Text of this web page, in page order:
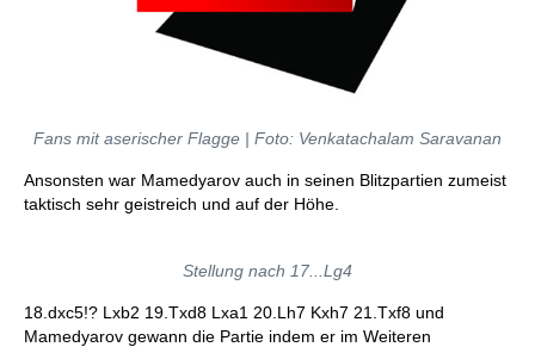
Fans mit aserischer Flagge | Foto: Venkatachalam Saravanan
Ansonsten war Mamedyarov auch in seinen Blitzpartien zumeist
taktisch sehr geistreich und auf der Höhe.
Stellung nach 17...Lg4
18.dxc5!? Lxb2 19.Txd8 Lxa1 20.Lh7 Kxh7 21.Txf8 und
Mamedyarov gewann die Partie indem er im Weiteren